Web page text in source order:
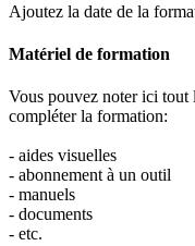
Ajoutez la date de la
Matériel de formation
Vous pouvez noter ici tout
compléter la formation:
- aides visuelles
- abonnement à un outil
- manuels
- documents
- etc.